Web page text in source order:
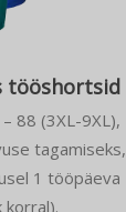
tööshortsid
88 (3XL-9XL),
tagamiseks,
1 tööpäeva
korral).